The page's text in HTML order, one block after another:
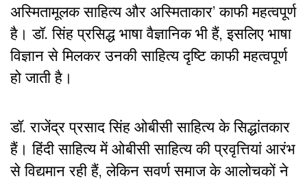
अस्मितामूलक साहित्य और अस्मिताकार’ काफी महत्वपूर्ण
है। डॉ. सिंह प्रसिद्ध भाषा वैज्ञानिक भी हैं, इसलिए भाषा
विज्ञान से मिलकर उनकी साहित्य दृष्टि काफी महत्वपूर्ण
हो जाती है।
डॉ. राजेंद्र प्रसाद सिंह ओबीसी साहित्य के सिद्धांतकार
हैं। हिंदी साहित्य में ओबीसी साहित्य की प्रवृत्तियां आरंभ
से विद्यमान रही हैं, लेकिन सवर्ण समाज के आलोचकों ने